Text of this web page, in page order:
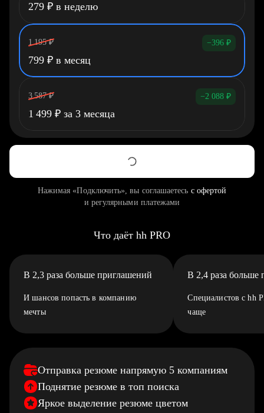
279 ₽ в неделю
1 195 ₽ −396 ₽
799 ₽ в месяц
3 587 ₽ −2 088 ₽
1 499 ₽ за 3 месяца
Нажимая «Подключить», вы соглашаетесь с офертой
и регулярными платежами
Что даёт hh PRO
В 2,3 раза больше приглашений
И шансов попасть в компанию
мечты
В 2,4 раза больше
Специалистов с hh
чаще
Отправка резюме напрямую 5 компаниям
Поднятие резюме в топ поиска
Яркое выделение резюме цветом